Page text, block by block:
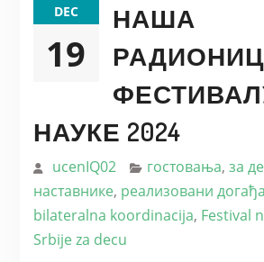
DEC
19
НАША
НАУКЕ 2024
ucenIQ02 гостовања, за
наставнике, реализовани
bilateralna koordinacija, Festival
Srbije za decu